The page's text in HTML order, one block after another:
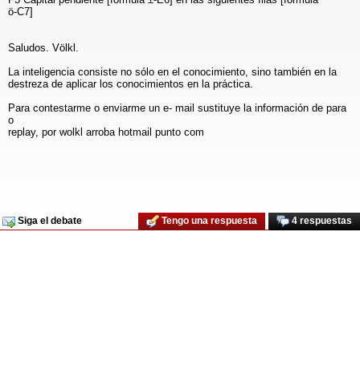
ö-C7]
Saludos. Völkl.
La inteligencia consiste no sólo en el conocimiento, sino también en la
destreza de aplicar los conocimientos en la práctica.
Para contestarme o enviarme un e- mail sustituye la información de para
o
replay, por wolkl arroba hotmail punto com
Siga el debate 4 respuestas
Tengo una respuesta